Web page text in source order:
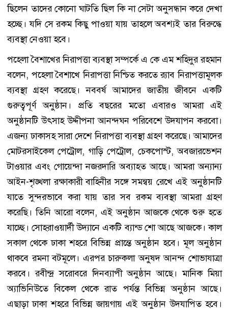
ছিলেন তাদের কোনো ঘাটতি ছিল কি না সেটা অনুসন্ধান করে দেখা
হচ্ছে। যদি সে রকম কিছু পাওয়া যায় তাহলে অবশ্যই তার বিরুদ্ধে
ব্যবস্থা নেওয়া হবে।
পহেলা বৈশাখের নিরাপত্তা ব্যবস্থা সম্পর্কে এ কে এম শহিদুর রহমান
বলেন, পহেলা বৈশাখে নিরাপত্তা নিশ্চিত করতে র‌্যাব নিরাপত্তামূলক
ব্যবস্থা গ্রহণ করেছে। নববর্ষ আমাদের জাতীয় জীবনে একটি
গুরুত্বপূর্ণ অনুষ্ঠান। প্রতি বছরের মতো এবারও আমরা এই
অনুষ্ঠানটি উৎসাহ উদ্দীপনা আনন্দঘন পরিবেশে উদযাপন করবো।
এজন্য ঢাকাসহ সারা দেশে নিরাপত্তা ব্যবস্থা গ্রহণ করেছে। আমাদের
মোটরসাইকেল পেট্রোল, গাড়ি পেট্রোল, চেকপোস্ট, অবজারভেশন
টাওয়ার এবং গোয়েন্দা নজরদারি অব্যাহত আছে। আমরা অন্যান্য
আইন-শৃঙ্খলা রক্ষাকারী বাহিনীর সঙ্গে সমন্বয় রেখে এই অনুষ্ঠানটি
যাতে সুন্দরভাবে করা যায় তার সব রকম ব্যবস্থা আমরা গ্রহণ
করেছি। তিনি আরো বলেন, এই অনুষ্ঠান আজকে থেকে শুরু হতে
যাচ্ছে। সোহরাওয়ার্দী উদ্যানে একটি ব্যান্ড শো আছে আজকে। কাল
সকাল থেকে ঢাকা শহরে বিভিন্ন প্রান্তে অনুষ্ঠান হবে। মূল অনুষ্ঠান
থাকবে রমনা বটমূলে। এরপর চারুকলা অনুষদ আনন্দ শোভাযাত্রা
করবে। রবীন্দ্র সরোবরে দিনব্যাপী অনুষ্ঠান আছে। মানিক মিয়া
অ্যাভিনিউতে বিকেল থেকে রাত পর্যন্ত বিভিন্ন অনুষ্ঠান আছে।
এছাড়া ঢাকা শহরে বিভিন্ন জায়গায় এই অনুষ্ঠান উদযাপিত হবে।